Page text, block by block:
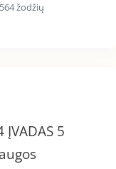
žodžių
ĮVADAS 5